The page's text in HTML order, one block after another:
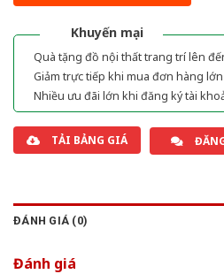
Khuyến mại
Quà tặng đồ nội thất trang trí lên
Giảm trực tiếp khi mua đơn hàng
Nhiều ưu đãi lớn khi đăng ký tài
TẢI BẢNG GIÁ
ĐÁNH GIÁ (0)
Đánh giá